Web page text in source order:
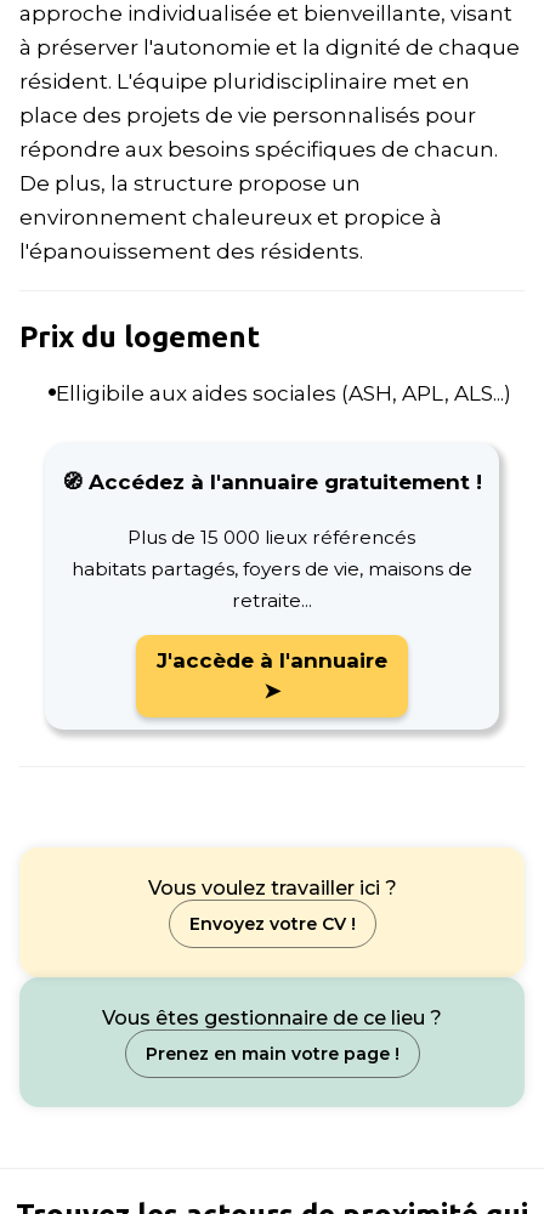
approche individualisée et bienveillante, visant
à préserver l'autonomie et la dignité de chaque
résident. L'équipe pluridisciplinaire met en
place des projets de vie personnalisés pour
répondre aux besoins spécifiques de chacun.
De plus, la structure propose un
environnement chaleureux et propice à
l'épanouissement des résidents.
Prix du logement
Elligibile aux aides sociales (ASH, APL, ALS...)
🧭 Accédez à l'annuaire gratuitement !
Plus de 15 000 lieux référencés
habitats partagés, foyers de vie, maisons de
retraite...
J'accède à l'annuaire
➤
Vous voulez travailler ici ?
Envoyez votre CV !
Vous êtes gestionnaire de ce lieu ?
Prenez en main votre page !